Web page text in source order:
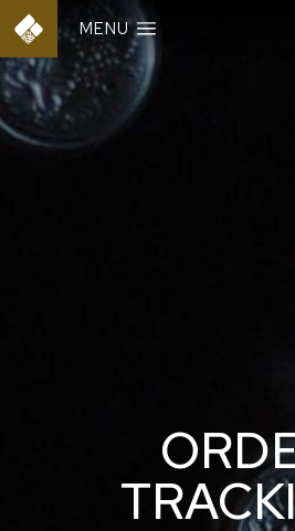
MENU